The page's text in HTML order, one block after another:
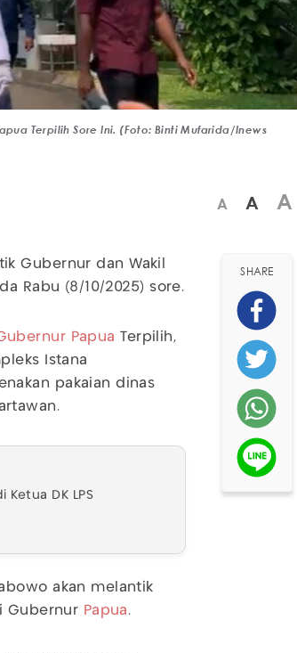
Terpilih Sore Ini. (Foto: Binti Mufarida/Inews
A A A
Gubernur dan Wakil
Rabu (8/10/2025) sore.
Papua
Terpilih,
Istana
pakaian dinas
DK LPS
akan melantik
Gubernur Papua .
SHARE